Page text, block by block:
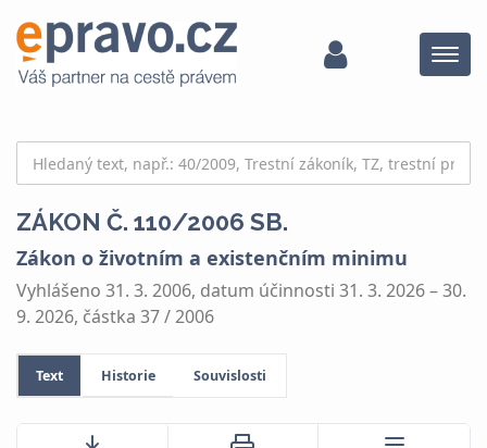
Menu
ZÁKON Č. 110/2006 SB.
Zákon o životním a existenčním minimu
Vyhlášeno 31. 3. 2006, datum účinnosti 31. 3. 2026 – 30.
9. 2026, částka 37 / 2006
Text Historie Souvislosti